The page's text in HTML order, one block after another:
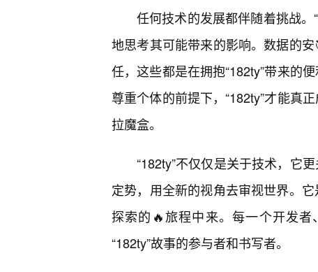
任何技术的发展都伴随着挑战
地思考其可能带来的影响。数据的
任，这些都是在拥抱“182ty”带来的
尊重个体的前提下，“182ty”才能真
拉魔盒。
“182ty”不仅仅是关于技术，它
定势，用全新的视角去审视世界。
探索的🔥旅程中来。每一个开发
“182ty”故事的参与者和书写者。